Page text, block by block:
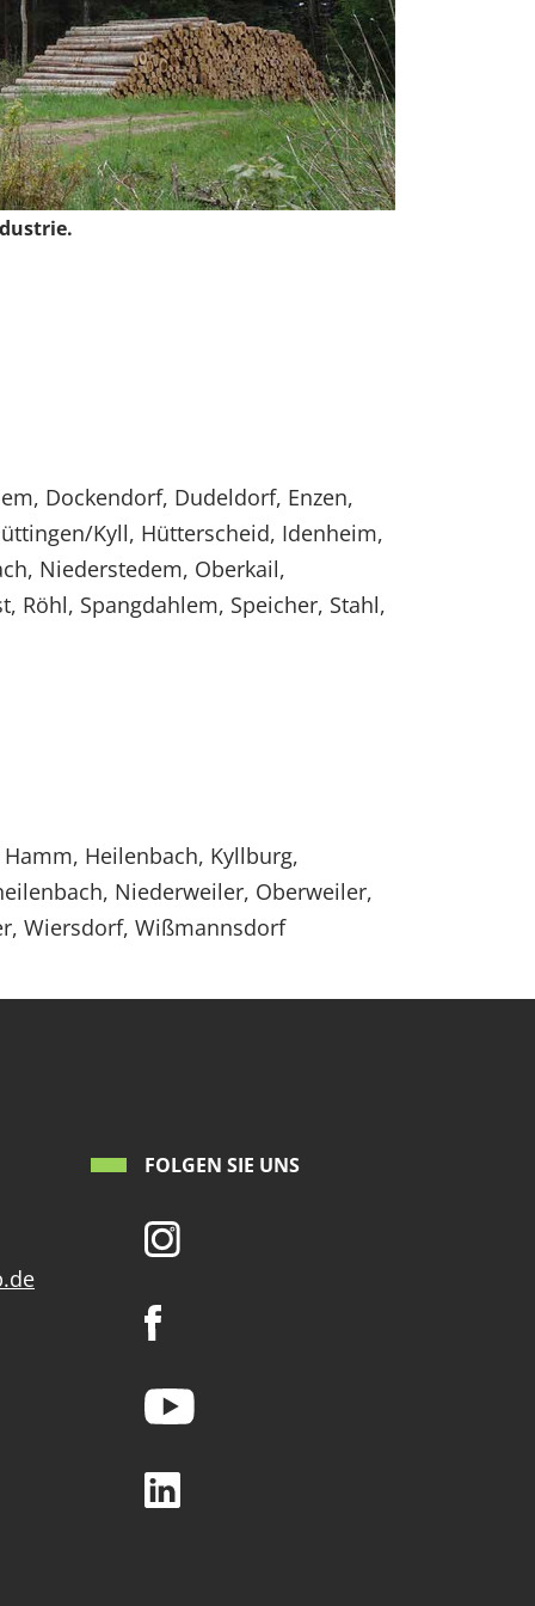
Dockendorf, Dudeldorf, Enzen,
Kyll, Hütterscheid, Idenheim,
Niederstedem, Oberkail,
Röhl, Spangdahlem, Speicher, Stahl,
Heilenbach, Kyllburg,
Niederweiler, Oberweiler,
Wiersdorf, Wißmannsdorf
FOLGEN SIE UNS